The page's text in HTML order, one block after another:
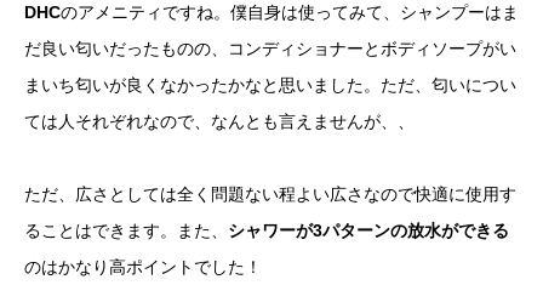
DHCのアメニティですね。僕自身は使ってみて、シャンプーはま
だ良い匂いだったものの、コンディショナーとボディソープがい
まいち匂いが良くなかったかなと思いました。ただ、匂いについ
ては人それぞれなので、なんとも言えませんが、、
ただ、広さとしては全く問題ない程よい広さなので快適に使用す
ることはできます。また、 シャワーが3パターンの放水ができる
のはかなり高ポイントでした！